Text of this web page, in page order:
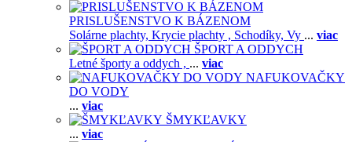
PRISLUŠENSTVO K BÁZENOM
Solárne plachty, Krycie plachty , Schodíky, Vy ... viac
ŠPORT A ODDYCH
Letné športy a oddych , ... viac
NAFUKOVAČKY
DO VODY
... viac
ŠMYKĽAVKY
... viac